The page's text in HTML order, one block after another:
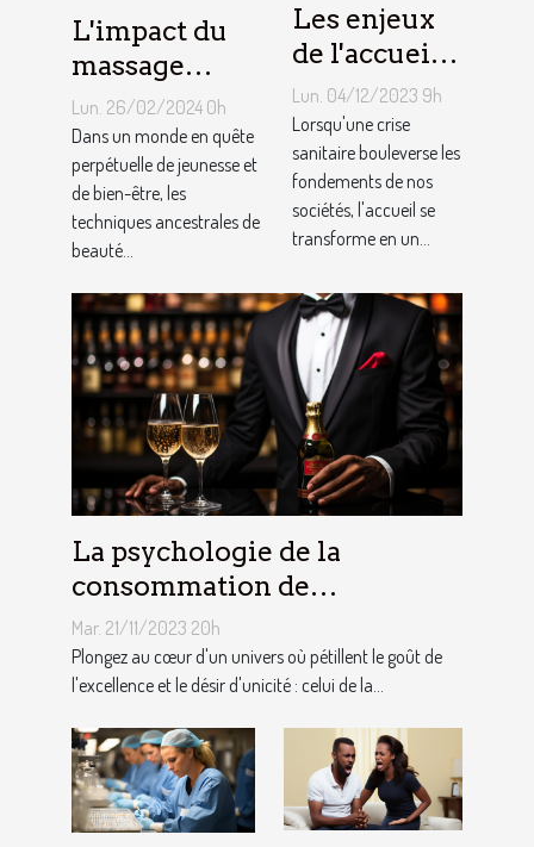
L'impact du
massage
Kobido sur la
qualité de la
peau et la
prévention du
vieillissement
Lun. 26/02/2024 0h
Dans un monde en quête
perpétuelle de jeunesse et
de bien-être, les
techniques ancestrales de
beauté...
Les enjeux
de l'accueil
en période
de crise
sanitaire
Lun. 04/12/2023 9h
Lorsqu'une crise
sanitaire bouleverse les
fondements de nos
sociétés, l'accueil se
transforme en un...
La psychologie de la
consommation de
champagne et du luxe chez
les consommateurs
Mar. 21/11/2023 20h
Plongez au cœur d'un univers où pétillent le goût de
l'excellence et le désir d'unicité : celui de la...